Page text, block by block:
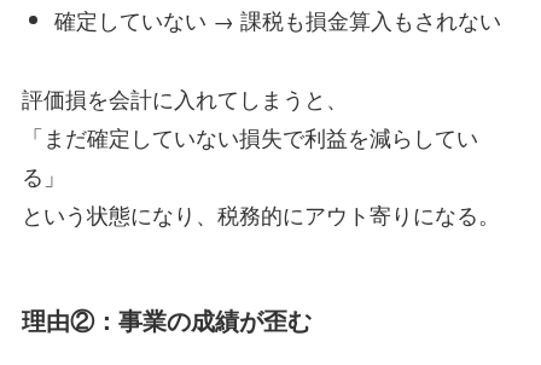
確定していない → 課税も損金算入もされない
評価損を会計に入れてしまうと、
「まだ確定していない損失で利益を減らしてい
る」
という状態になり、税務的にアウト寄りになる。
理由②：事業の成績が歪む